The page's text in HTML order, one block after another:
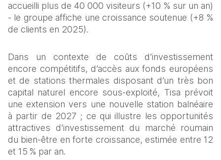
accueilli plus de 40 000 visiteurs (+10 % sur un an)
- le groupe affiche une croissance soutenue (+8 %
de clients en 2025).
Dans un contexte de coûts d’investissement
encore compétitifs, d’accès aux fonds européens
et de stations thermales disposant d’un très bon
capital naturel encore sous‑exploité, Tisa prévoit
une extension vers une nouvelle station balnéaire
à partir de 2027 ; ce qui illustre les opportunités
attractives d’investissement du marché roumain
du bien‑être en forte croissance, estimée entre 12
et 15 % par an.